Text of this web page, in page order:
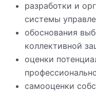
разработки и
системы
обоснования
коллективной
оценки
самооценки